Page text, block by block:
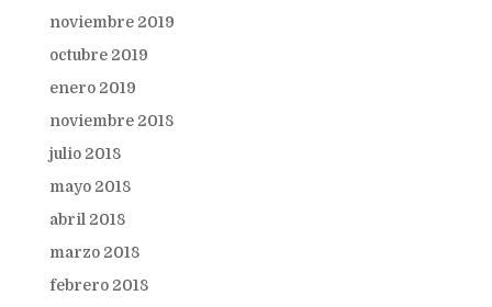
noviembre 2019
octubre 2019
enero 2019
noviembre 2018
julio 2018
mayo 2018
abril 2018
marzo 2018
febrero 2018